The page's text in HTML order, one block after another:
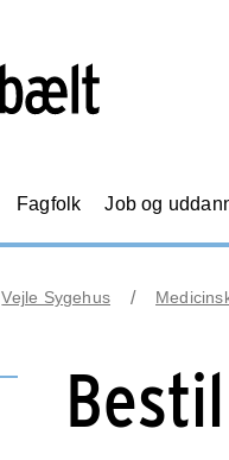
Fagfolk Job og
Vejle Sygehus